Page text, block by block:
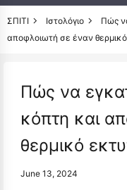
ΣΠΙΤΙ Ιστολόγιο
Πώς
αποφλοιωτή σε έναν
Πώς να
κόπτη και
θερμικό
June 13, 2024